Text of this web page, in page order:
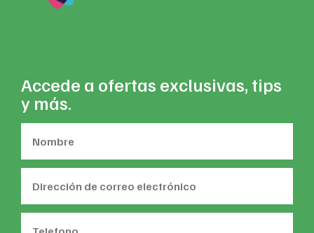
Accede a ofertas exclusivas, tips
y más.